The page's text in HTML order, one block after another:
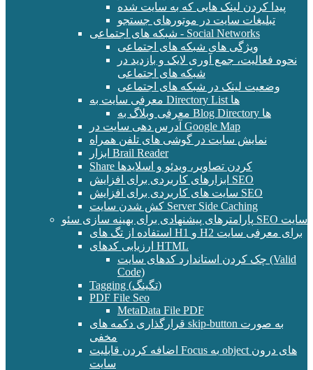
پیدا کردن لینک هایی که به سایت شده
تبلیغات سایت در موتورهای جستجو
شبکه های اجتماعی - Social Networks
ویژگی های شبکه های اجتماعی
نحوه فعالیت، جمع آوری لایک و بازدید در
شبکه های اجتماعی
وضعیت لینک در شبکه های اجتماعی
معرفی سایت به Directory List ها
معرفی وبلاگ به Blog Directory ها
آدرس دهی سایت در Google Map
نمایش سایت در گوشی های تلفن همراه
ابزار Brail Reader
Share کردن تصاویر، ویدئو و اسلایدها
ابزارهای کاربردی برای افزایش SEO
سایت های کاربردی برای افزایش SEO
کش شدن سایت Server Side Caching
پارامترهای پیشنهادی برای بهینه سازی سئو SEO سایت
استفاده از تگ های H1 و H2 برای معرفی سایت
ارزیابی کدهای HTML
چک کردن استاندارد کدهای سایت (Valid
Code)
Tagging (تگینگ)
PDF File Seo
MetaData File PDF
قرارگذاری دکمه های skip-button به صورت
مخفی
اضافه کردن قابلیت Focus به object های درون
سایت